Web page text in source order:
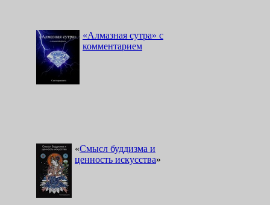
«Алмазная сутра» с
комментарием
«Смысл буддизма и
ценность искусства»